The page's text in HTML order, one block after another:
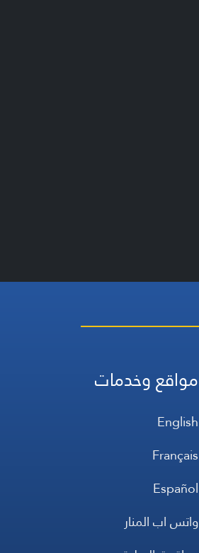
مواقع وخدمات
English
Français
Español
واتس اب المنار